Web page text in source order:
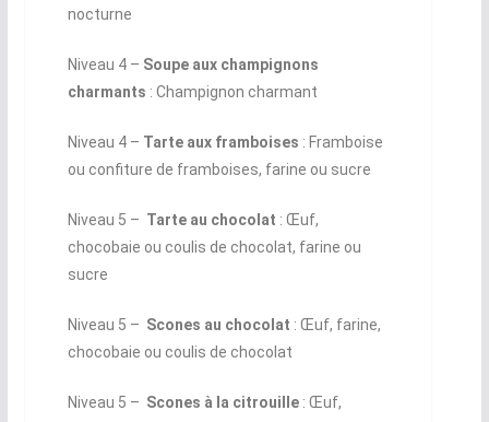
nocturne
Niveau 4 ­– Soupe aux champignons
charmants : Champignon charmant
Niveau 4 ­– Tarte aux framboises : Framboise
ou confiture de framboises, farine ou sucre
Niveau 5 ­– Tarte au chocolat : Œuf,
chocobaie ou coulis de chocolat, farine ou
sucre
Niveau 5 ­– Scones au chocolat : Œuf, farine,
chocobaie ou coulis de chocolat
Niveau 5 ­– Scones à la citrouille: Œuf,